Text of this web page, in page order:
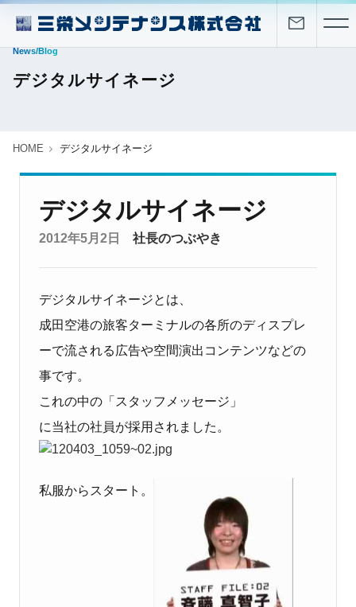
News/Blog
デジタルサイネージ
HOME デジタルサイネージ
デジタルサイネージ
2012年5月2日 社長のつぶやき
デジタルサイネージとは、
成田空港の旅客ターミナルの各所のディスプレ
ーで流される広告や空間演出コンテンツなどの
事です。
これの中の「スタッフメッセージ」
に当社の社員が採用されました。
私服からスタート。